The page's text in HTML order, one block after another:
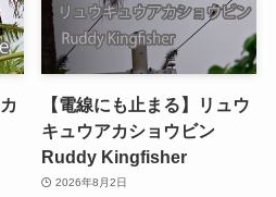
【電線にも止まる】リュウ
キュウアカショウビン
Ruddy Kingfisher
2026年8月2日